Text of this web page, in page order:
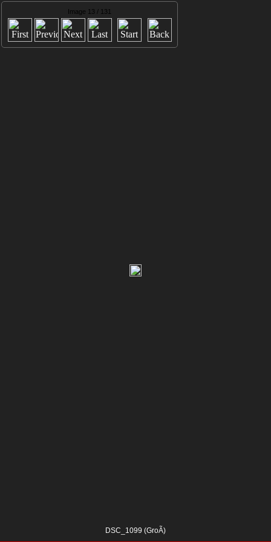
Image 13 / 131
DSC_1099 (GroÃ)